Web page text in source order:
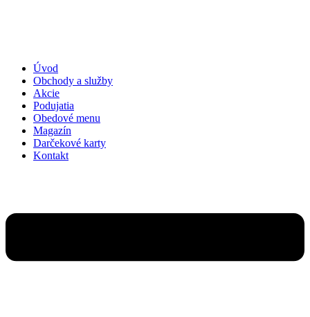
Úvod
Obchody a služby
Akcie
Podujatia
Obedové menu
Magazín
Darčekové karty
Kontakt